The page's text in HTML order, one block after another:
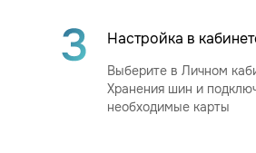
Настройка в
Выберите в Личном
Хранения шин и
необходимые карты